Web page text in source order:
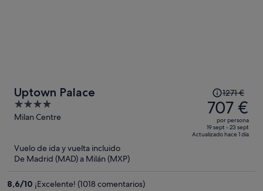
Uptown Palace
4
out
5
Milan Centre
El
precio
era
de
1271 €,
1271 €
707 €
por persona
19 sept - 23 sept
Actualizado hace 1 día
Vuelo de ida y vuelta incluido
De Madrid (MAD) a Milán (MXP)
8,6/10 ¡Excelente! (1018 comentarios)